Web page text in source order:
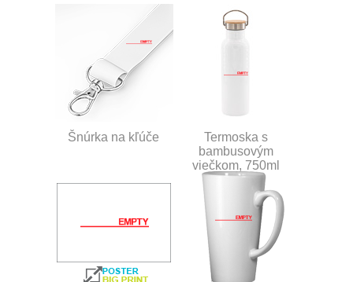
Šnúrka na kľúče
Termoska s
bambusovým
viečkom, 750ml